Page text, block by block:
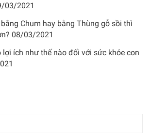
03/2021
Chum hay bằng Thùng gỗ sồi thì
08/03/2021
lợi ích như thế nào đối với sức khỏe con